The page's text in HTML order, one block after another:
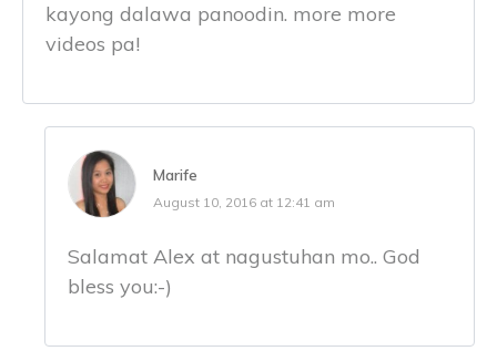
kayong dalawa panoodin. more more
videos pa!
Marife
August 10, 2016 at 12:41 am
Salamat Alex at nagustuhan mo.. God
bless you:-)